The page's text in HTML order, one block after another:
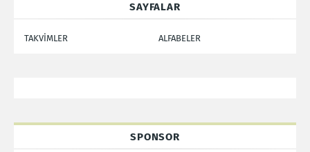
SAYFALAR
TAKVİMLER ALFABELER
SPONSOR